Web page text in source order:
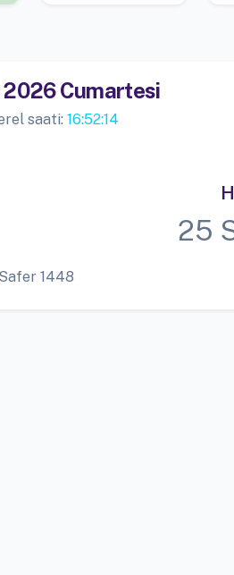
Cumartesi
saati: 16:52:14
25
1448